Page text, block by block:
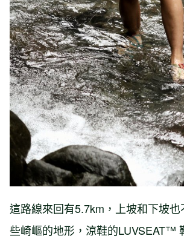
這路線來回有5.7km，上坡和下坡
些崎嶇的地形，涼鞋的LUVSEAT™